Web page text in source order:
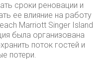
сроки реновации и
ее влияние на работу
Marriott Singer Island
была организована
поток гостей и
потери.